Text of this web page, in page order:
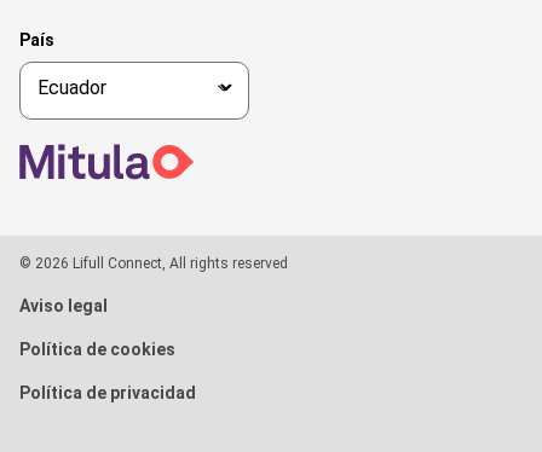
País
© 2026 Lifull Connect, All rights reserved
Aviso legal
Política de cookies
Política de privacidad